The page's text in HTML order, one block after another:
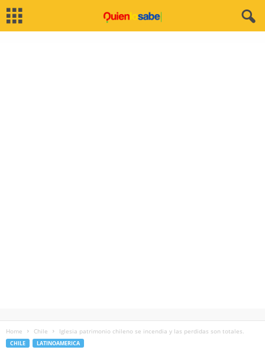
Home Chile Iglesia patrimonio chileno se incendia y las perdidas son totales.
CHILE LATINOAMERICA